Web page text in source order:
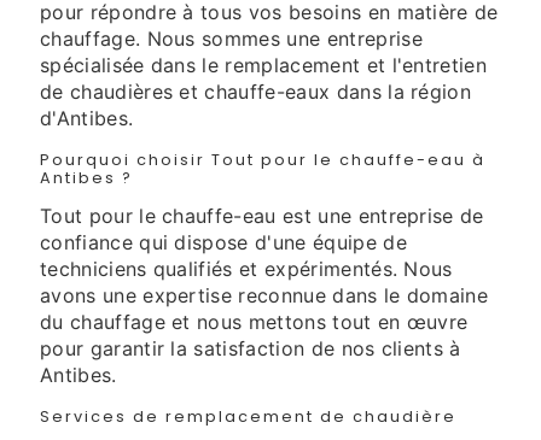
pour répondre à tous vos besoins en matière de
chauffage. Nous sommes une entreprise
spécialisée dans le remplacement et l'entretien
de chaudières et chauffe-eaux dans la région
d'Antibes.
Pourquoi choisir Tout pour le chauffe-eau à
Antibes ?
Tout pour le chauffe-eau est une entreprise de
confiance qui dispose d'une équipe de
techniciens qualifiés et expérimentés. Nous
avons une expertise reconnue dans le domaine
du chauffage et nous mettons tout en œuvre
pour garantir la satisfaction de nos clients à
Antibes.
Services de remplacement de chaudière